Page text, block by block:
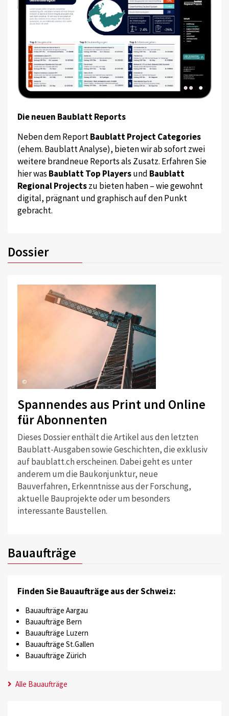
Die neuen Baublatt Reports
Neben dem ReportBaublatt Project Categories
(ehem. Baublatt Analyse), bieten wir ab sofort zwei
weitere brandneue Reports als Zusatz. Erfahren Sie
hier was Baublatt Top Playersund Baublatt
Regional Projectszu bieten haben – wie gewohnt
digital, prägnant und graphisch auf den Punkt
gebracht.
Dossier
©
Spannendes aus Print und Online
für Abonnenten
Dieses Dossier enthält die Artikel aus den letzten
Baublatt-Ausgaben sowie Geschichten, die exklusiv
auf baublatt.ch erscheinen. Dabei geht es unter
anderem um die Baukonjunktur, neue
Bauverfahren, Erkenntnisse aus der Forschung,
aktuelle Bauprojekte oder um besonders
interessante Baustellen.
Bauaufträge
Finden Sie Bauaufträge aus der Schweiz:
Bauaufträge Aargau
Bauaufträge Bern
Bauaufträge Luzern
Bauaufträge St.Gallen
Bauaufträge Zürich
Alle Bauaufträge